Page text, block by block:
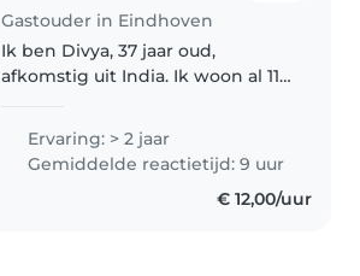
Gastouder in Eindhoven
Ik ben Divya, 37 jaar oud,
afkomstig uit India. Ik woon al 11
en twee kinderen. In India ben
ik kinderverpleegkundige, dus ik
heb veel ervaring met zowel..
Ervaring: > 2 jaar
Gemiddelde reactietijd: 9 uur
€ 12,00/uur